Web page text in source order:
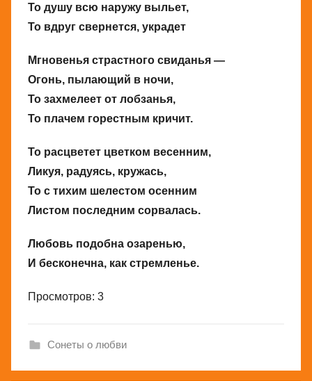
То душу всю наружу выльет,
То вдруг свернется, украдет
Мгновенья страстного свиданья —
Огонь, пылающий в ночи,
То захмелеет от лобзанья,
То плачем горестным кричит.
То расцветет цветком весенним,
Ликуя, радуясь, кружась,
То с тихим шелестом осенним
Листом последним сорвалась.
Любовь подобна озаренью,
И бесконечна, как стремленье.
Просмотров: 3
Сонеты о любви